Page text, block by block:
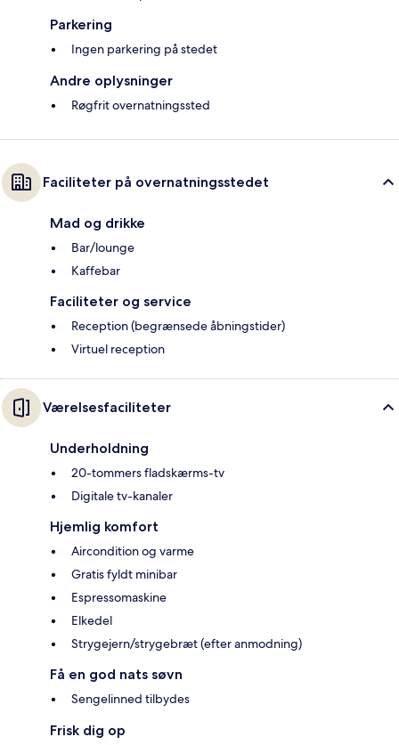
Parkering
Ingen parkering på stedet
Andre oplysninger
Røgfrit overnatningssted
Faciliteter på overnatningsstedet
Mad og drikke
Bar/lounge
Kaffebar
Faciliteter og service
Reception (begrænsede åbningstider)
Virtuel reception
Værelsesfaciliteter
Underholdning
20-tommers fladskærms-tv
Digitale tv-kanaler
Hjemlig komfort
Aircondition og varme
Gratis fyldt minibar
Espressomaskine
Elkedel
Strygejern/strygebræt (efter anmodning)
Få en god nats søvn
Sengelinned tilbydes
Frisk dig op